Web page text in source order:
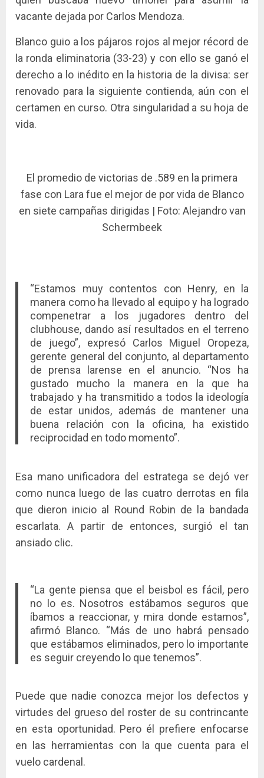
vacante dejada por Carlos Mendoza.
Blanco guio a los pájaros rojos al mejor récord de
la ronda eliminatoria (33-23) y con ello se ganó el
derecho a lo inédito en la historia de la divisa: ser
renovado para la siguiente contienda, aún con el
certamen en curso. Otra singularidad a su hoja de
vida.
El promedio de victorias de .589 en la primera
fase con Lara fue el mejor de por vida de Blanco
en siete campañas dirigidas | Foto: Alejandro van
Schermbeek
“Estamos muy contentos con Henry, en la
manera como ha llevado al equipo y ha logrado
compenetrar a los jugadores dentro del
clubhouse, dando así resultados en el terreno
de juego”, expresó Carlos Miguel Oropeza,
gerente general del conjunto, al departamento
de prensa larense en el anuncio. “Nos ha
gustado mucho la manera en la que ha
trabajado y ha transmitido a todos la ideología
de estar unidos, además de mantener una
buena relación con la oficina, ha existido
reciprocidad en todo momento”.
Esa mano unificadora del estratega se dejó ver
como nunca luego de las cuatro derrotas en fila
que dieron inicio al Round Robin de la bandada
escarlata. A partir de entonces, surgió el tan
ansiado clic.
“La gente piensa que el beisbol es fácil, pero
no lo es. Nosotros estábamos seguros que
íbamos a reaccionar, y mira donde estamos”,
afirmó Blanco. “Más de uno habrá pensado
que estábamos eliminados, pero lo importante
es seguir creyendo lo que tenemos”.
Puede que nadie conozca mejor los defectos y
virtudes del grueso del roster de su contrincante
en esta oportunidad. Pero él prefiere enfocarse
en las herramientas con la que cuenta para el
vuelo cardenal.